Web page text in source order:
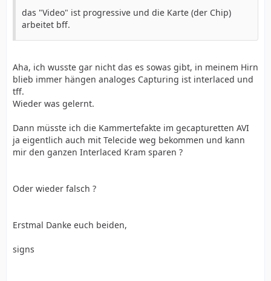
das "Video" ist progressive und die Karte (der Chip)
arbeitet bff.
Aha, ich wusste gar nicht das es sowas gibt, in meinem Hirn
blieb immer hängen analoges Capturing ist interlaced und
tff.
Wieder was gelernt.
Dann müsste ich die Kammertefakte im gecapturetten AVI
ja eigentlich auch mit Telecide weg bekommen und kann
mir den ganzen Interlaced Kram sparen ?
Oder wieder falsch ?
Erstmal Danke euch beiden,
signs